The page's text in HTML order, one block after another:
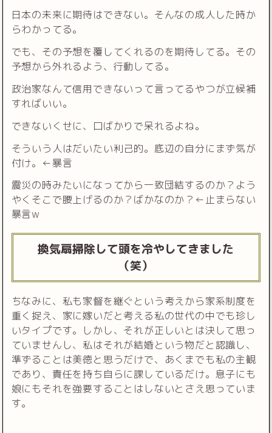
日本の未来に期待はできない。そんなの成人した時か
らわかってる。
でも、その予想を覆してくれるのを期待してる。その
予想から外れるよう、行動してる。
政治家なんて信用できないって言ってるやつが立候補
すればいい。
できないくせに、口ばかりで呆れるよね。
そういう人はだいたい利己的。底辺の自分にまず気が
付け。←暴言
震災の時みたいになってから一致団結するのか？よう
やくそこで腰上げるのか？ばかなのか？←止まらない
暴言w
換気扇掃除して頭を冷やしてきました
（笑）
ちなみに、私も家督を継ぐという考えから家系制度を
重く捉え、家に嫁いだと考える私の世代の中でも珍し
いタイプです。しかし、それが正しいとは決して思っ
ていませんし、私はそれが結婚という物だと認識し、
準ずることは美徳と思うだけで、あくまでも私の主観
であり、責任を持ち自らに課しているだけ。息子にも
娘にもそれを強要することはしないとさえ思っていま
す。